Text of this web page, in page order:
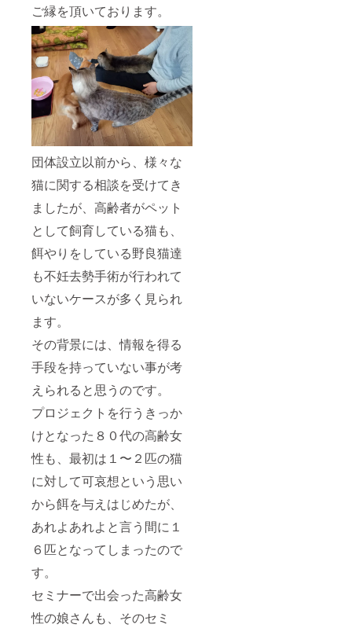
ご縁を頂いております。
団体設立以前から、様々な
猫に関する相談を受けてき
ましたが、高齢者がペット
として飼育している猫も、
餌やりをしている野良猫達
も不妊去勢手術が行われて
いないケースが多く見られ
ます。
その背景には、情報を得る
手段を持っていない事が考
えられると思うのです。
プロジェクトを行うきっか
けとなった８０代の高齢女
性も、最初は１〜２匹の猫
に対して可哀想という思い
から餌を与えはじめたが、
あれよあれよと言う間に１
６匹となってしまったので
す。
セミナーで出会った高齢女
性の娘さんも、そのセミ